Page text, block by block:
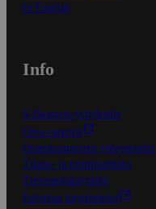
In English
Info
S-Business yrityksille
Oiva-raportit
Osuuskauppojen yhteystiedot
Tilaus- ja toimitusehdot
Tietosuojakäytäntö
Palvelun käyttöehdot